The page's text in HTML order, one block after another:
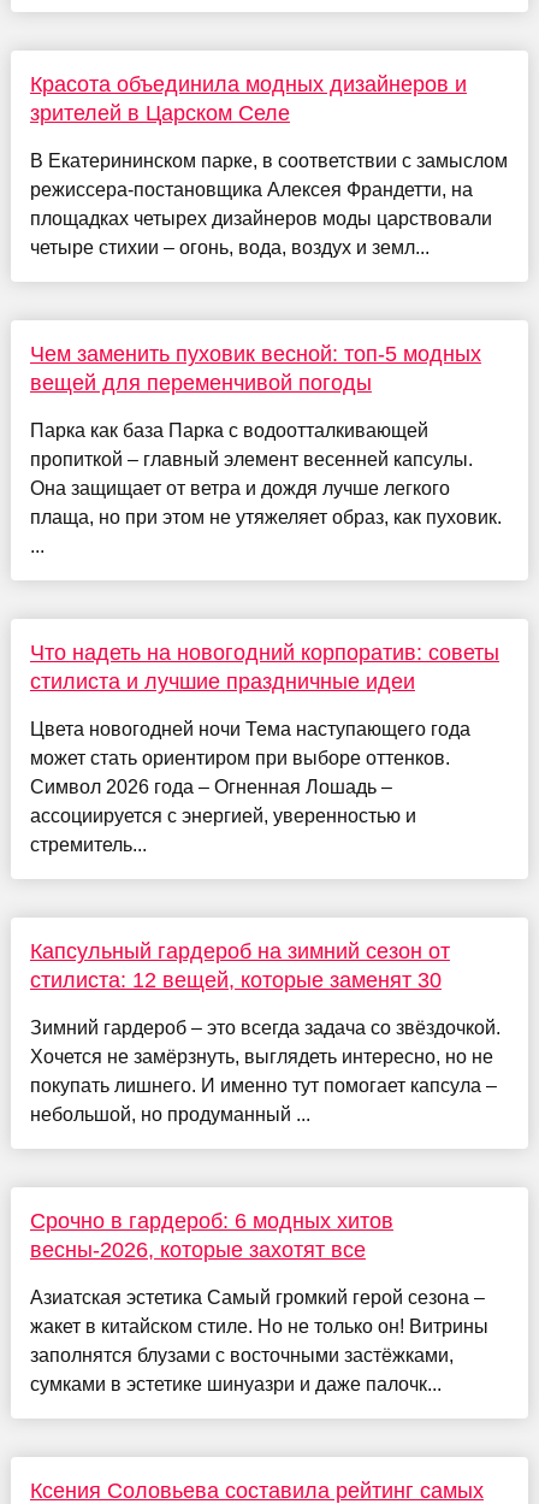
Красота объединила модных дизайнеров и
зрителей в Царском Селе
В Екатерининском парке, в соответствии с замыслом
режиссера-постановщика Алексея Франдетти, на
площадках четырех дизайнеров моды царствовали
четыре стихии – огонь, вода, воздух и земл...
Чем заменить пуховик весной: топ-5 модных
вещей для переменчивой погоды
Парка как база Парка с водоотталкивающей
пропиткой – главный элемент весенней капсулы.
Она защищает от ветра и дождя лучше легкого
плаща, но при этом не утяжеляет образ, как пуховик.
...
Что надеть на новогодний корпоратив: советы
стилиста и лучшие праздничные идеи
Цвета новогодней ночи Тема наступающего года
может стать ориентиром при выборе оттенков.
Символ 2026 года – Огненная Лошадь –
ассоциируется с энергией, уверенностью и
стремитель...
Капсульный гардероб на зимний сезон от
стилиста: 12 вещей, которые заменят 30
Зимний гардероб – это всегда задача со звёздочкой.
Хочется не замёрзнуть, выглядеть интересно, но не
покупать лишнего. И именно тут помогает капсула –
небольшой, но продуманный ...
Срочно в гардероб: 6 модных хитов
весны-2026, которые захотят все
Азиатская эстетика Самый громкий герой сезона –
жакет в китайском стиле. Но не только он! Витрины
заполнятся блузами с восточными застёжками,
сумками в эстетике шинуазри и даже палочк...
Ксения Соловьева составила рейтинг самых